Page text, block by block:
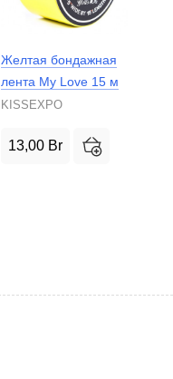
Желтая бондажная
лента My Love 15 м
KISSEXPO
13,00 Br